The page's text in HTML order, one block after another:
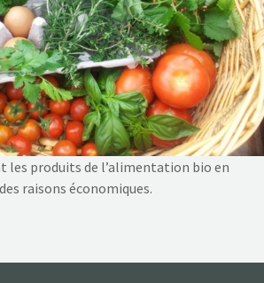
les produits de l’alimentation bio en
raisons économiques.